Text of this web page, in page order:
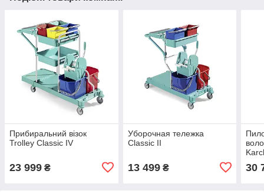
Прибиральний візок
Trolley Classic IV
23 999 ₴
Уборочная тележка
Classic II
13 499₴ 30